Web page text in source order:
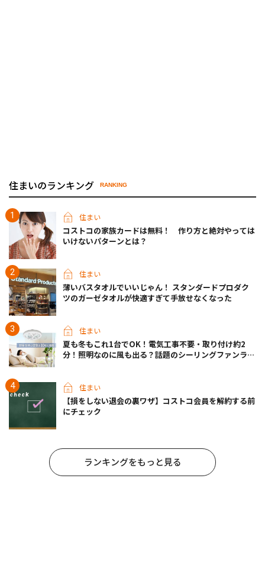
住まいのランキング RANKING
住まい
コストコの家族カードは無料！ 作り方と絶対やっては
いけないパターンとは？
住まい
薄いバスタオルでいいじゃん！ スタンダードプロダク
ツのガーゼタオルが快適すぎて手放せなくなった
住まい
夏も冬もこれ1台でOK！電気工事不要・取り付け約2
分！照明なのに風も出る？話題のシーリングファンライ
住まい
【損をしない退会の裏ワザ】コストコ会員を解約する前
にチェック
ランキングをもっと見る